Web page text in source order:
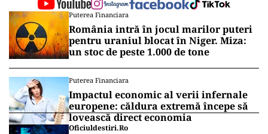
Puterea Financiara
România intră în jocul marilor puteri
pentru uraniul blocat în Niger. Miza:
un stoc de peste 1.000 de tone
Puterea Financiara
Impactul economic al verii infernale
europene: căldura extremă începe să
lovească direct economia
Oficiuldestiri.ro